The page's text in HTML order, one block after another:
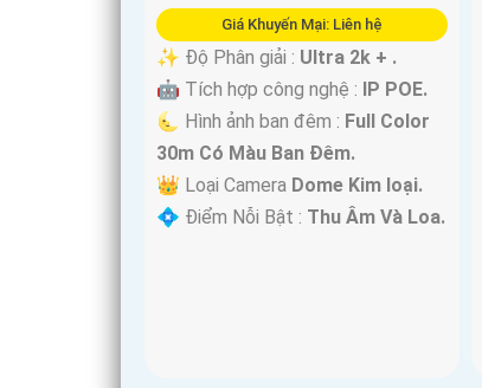
Giá Khuyến Mại: Liên hệ
✨ Độ Phân giải : Ultra 2k + .
🤖️ Tích hợp công nghệ : IP POE.
🌜 Hình ảnh ban đêm : Full Color
30m Có Màu Ban Ðêm.
👑 Loại Camera Dome Kim loại.
️💠 Điểm Nỗi Bật : Thu Âm Và Loa.